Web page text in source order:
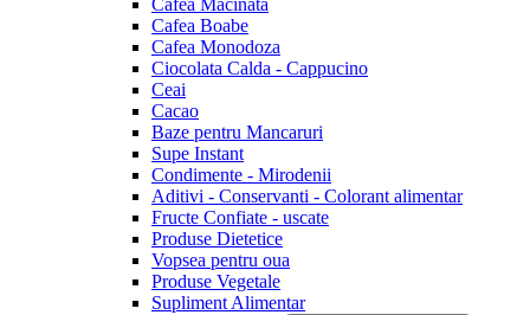
Cafea Macinata
Cafea Boabe
Cafea Monodoza
Ciocolata Calda - Cappucino
Ceai
Cacao
Baze pentru Mancaruri
Supe Instant
Condimente - Mirodenii
Aditivi - Conservanti - Colorant alimentar
Fructe Confiate - uscate
Produse Dietetice
Vopsea pentru oua
Produse Vegetale
Supliment Alimentar